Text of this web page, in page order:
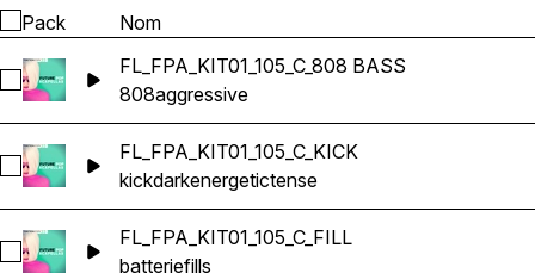
Pack Nom
Sélectionnez FL_FPA_KIT01_105_C_808 BASS
FL_FPA_KIT01_105_C_808 BASS
808aggressive
Sélectionnez FL_FPA_KIT01_105_C_KICK
FL_FPA_KIT01_105_C_KICK
kickdarkenergetictense
Sélectionnez FL_FPA_KIT01_105_C_FILL
FL_FPA_KIT01_105_C_FILL
batteriefills